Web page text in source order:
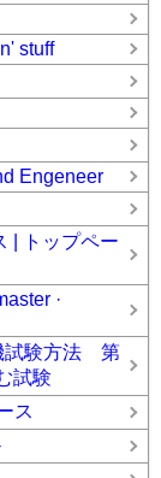
stuff
Engeneer
| トップペー
·
試験方法 第
試験
ス